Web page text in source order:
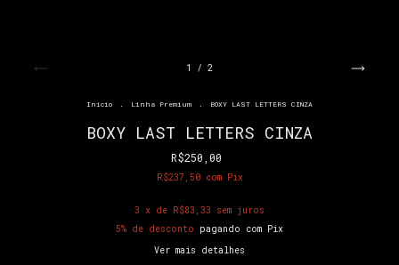
1 / 2
Início Linha Premium BOXY LAST LETTERS CINZA
BOXY LAST LETTERS CINZA
R$250,00
R$237,50 com Pix
3 x de R$83,33
sem juros
5% de desconto pagando com Pix
Ver mais detalhes